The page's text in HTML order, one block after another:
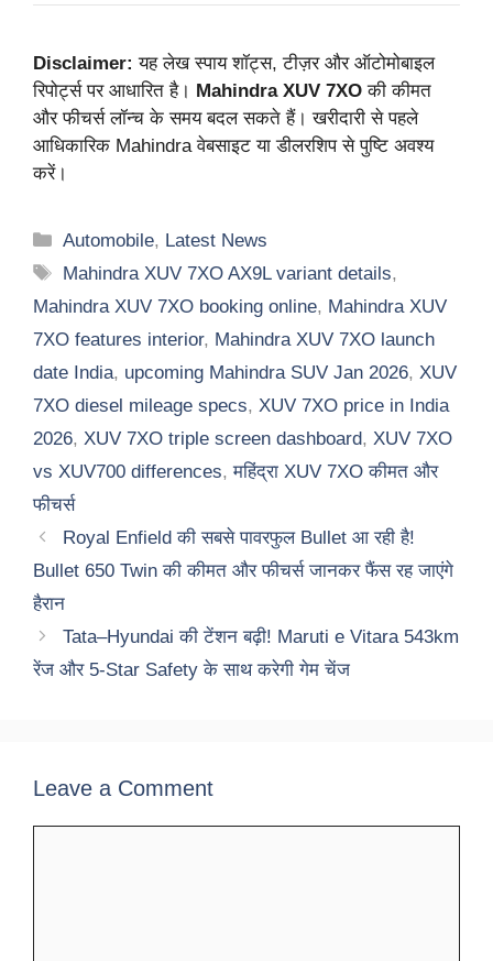
Disclaimer:यह लेख स्पाय शॉट्स, टीज़र और ऑटोमोबाइल
रिपोर्ट्स पर आधारित है। Mahindra XUV 7XO की कीमत
और फीचर्स लॉन्च के समय बदल सकते हैं। खरीदारी से पहले
आधिकारिक Mahindra वेबसाइट या डीलरशिप से पुष्टि अवश्य
करें।
Categories
Automobile, Latest News
Tags
Mahindra XUV 7XO AX9L variant details,
Mahindra XUV 7XO booking online, Mahindra XUV
7XO features interior, Mahindra XUV 7XO launch
date India, upcoming Mahindra SUV Jan 2026, XUV
7XO diesel mileage specs, XUV 7XO price in India
2026, XUV 7XO triple screen dashboard, XUV 7XO
vs XUV700 differences,महिंद्रा XUV 7XO कीमत और
फीचर्स
Royal Enfield की सबसे पावरफुल Bullet आ रही है!
Bullet 650 Twin की कीमत और फीचर्स जानकर फैंस रह जाएंगे
हैरान
Tata–Hyundai की टेंशन बढ़ी! Maruti e Vitara 543km
रेंज और 5-Star Safety के साथ करेगी गेम चेंज
Leave a Comment